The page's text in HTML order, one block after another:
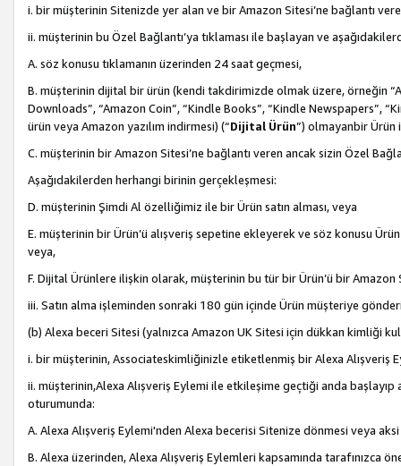
i. bir müşterinin Sitenizde yer alan ve bir Amazon Sitesi’ne bağlantı
ii. müşterinin bu Özel Bağlantı’ya tıklaması ile başlayan ve
A. söz konusu tıklamanın üzerinden 24 saat geçmesi,
B. müşterinin dijital bir ürün (kendi takdirimizde olmak üzere, örneğin
Downloads”, “Amazon Coin”, “Kindle Books”, “Kindle Newspapers”,
ürün veya Amazon yazılım indirmesi) (“Dijital Ürün”) olmayanbir Ürün
C. müşterinin bir Amazon Sitesi’ne bağlantı veren ancak sizin Özel
Aşağıdakilerden herhangi birinin gerçekleşmesi:
D. müşterinin Şimdi Al özelliğimiz ile bir Ürün satın alması, veya
E. müşterinin bir Ürün’ü alışveriş sepetine ekleyerek ve söz konusu
veya,
F. Dijital Ürünlere ilişkin olarak, müşterinin bu tür bir Ürün’ü bir Amazon
iii. Satın alma işleminden sonraki 180 gün içinde Ürün müşteriye
(b) Alexa beceri Sitesi (yalnızca Amazon UK Sitesi için dükkan kimliği
i. bir müşterinin, Associateskimliğinizle etiketlenmiş bir Alexa Alışveriş
ii. müşterinin,Alexa Alışveriş Eylemi ile etkileşime geçtiği anda
oturumunda:
A. Alexa Alışveriş Eylemi'nden Alexa becerisi Sitenize dönmesi veya
B. Alexa üzerinden, Alexa Alışveriş Eylemleri kapsamında tarafınızca